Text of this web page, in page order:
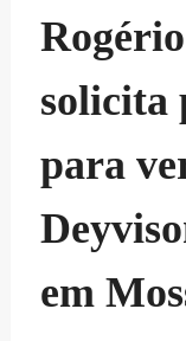
solicita
para
em